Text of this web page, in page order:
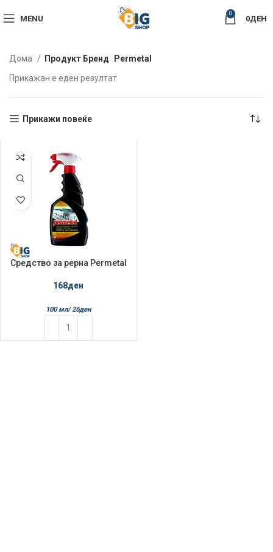
MENU
0
0ДЕН
Дома Продукт Бренд
Permetal
Прикажан е еден резултат
Прикажи повеќе
Средство за рерна Permetal
168ден
100 мл/ 26ден